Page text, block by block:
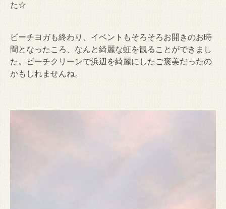
た☆
ビーチヨガも終わり、イベントもそろそろお開きのお時
間となったころ、なんと綺麗な虹を観ることができまし
た。ビーチクリーンで浜辺を綺麗にしたご褒美だったの
かもしれませんね。